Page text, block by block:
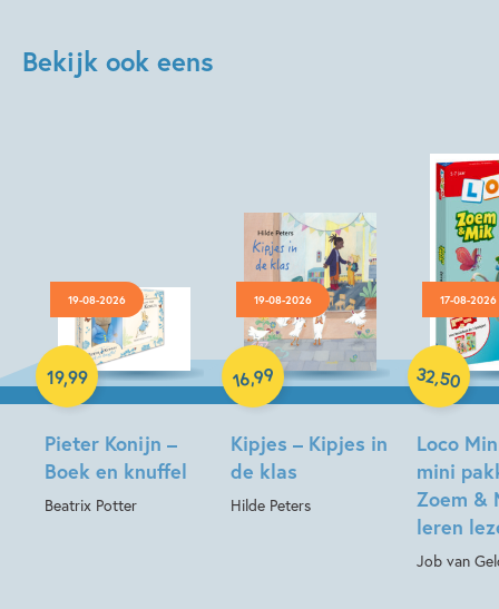
Bekijk ook eens
19-08-2026
Pieter Konijn –
Boek en knuffel
Beatrix Potter
19,99
Hardcover
19-08-2026
Kipjes – Kipjes in
de klas
Hilde Peters
16,99
Hardcover
17-08-2026
Loco
mini
Zoem &
leren
Job van
32,50
Paperback